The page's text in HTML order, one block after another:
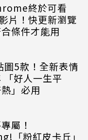
終於可看
片！快更新瀏覽
條件才能用
圖5款！全新表情
「好人一生平
」必用
屬！
「粉紅皮卡丘」